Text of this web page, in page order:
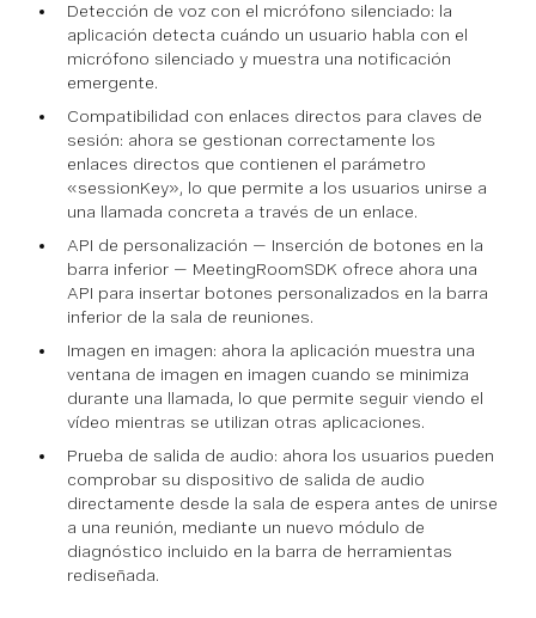
Detección de voz con el micrófono silenciado: la
aplicación detecta cuándo un usuario habla con el
micrófono silenciado y muestra una notificación
emergente.
Compatibilidad con enlaces directos para claves de
sesión: ahora se gestionan correctamente los
enlaces directos que contienen el parámetro
«sessionKey», lo que permite a los usuarios unirse a
una llamada concreta a través de un enlace.
API de personalización — Inserción de botones en la
barra inferior — MeetingRoomSDK ofrece ahora una
API para insertar botones personalizados en la barra
inferior de la sala de reuniones.
Imagen en imagen: ahora la aplicación muestra una
ventana de imagen en imagen cuando se minimiza
durante una llamada, lo que permite seguir viendo el
vídeo mientras se utilizan otras aplicaciones.
Prueba de salida de audio: ahora los usuarios pueden
comprobar su dispositivo de salida de audio
directamente desde la sala de espera antes de unirse
a una reunión, mediante un nuevo módulo de
diagnóstico incluido en la barra de herramientas
rediseñada.